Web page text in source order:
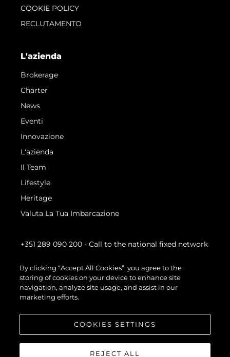
COOKIE POLICY
RECLUTAMENTO
L'azienda
Brokerage
Charter
News
Eventi
Innovazione
L'azienda
Il Team
Lifestyle
Heritage
Valuta La Tua Imbarcazione
+351 289 090 200 - Call to the national fixed network
By clicking “Accept All Cookies”, you agree to the
storing of cookies on your device to enhance site
navigation, analyze site usage, and assist in our
marketing efforts.
COOKIES SETTINGS
REJECT ALL